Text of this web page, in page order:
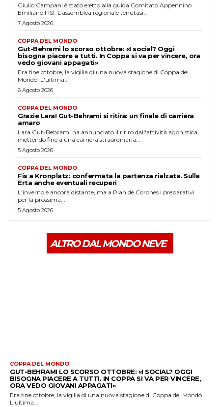
Giulio Campani è stato eletto alla guida Comitato Appennino
Emiliano FISI. L’assemblea regionale tenutasi...
7 Agosto 2026
COPPA DEL MONDO
Gut-Behrami lo scorso ottobre: «I social? Oggi
bisogna piacere a tutti. In Coppa si va per vincere, ora
vedo giovani appagati»
Era fine ottobre, la vigilia di una nuova stagione di Coppa del
Mondo. L'ultima...
6 Agosto 2026
COPPA DEL MONDO
Grazie Lara! Gut-Behrami si ritira: un finale di carriera
amaro
Lara Gut-Behrami ha annunciato il ritiro dall'attività agonistica,
mettendo fine a una carriera straordinaria...
5 Agosto 2026
COPPA DEL MONDO
Fis a Kronplatz: confermata la partenza rialzata. Sulla
Erta anche eventuali recuperi
L'inverno è ancora distante, ma a Plan de Corones i preparativi
per la prossima...
5 Agosto 2026
ALTRO DAL MONDO NEVE
COPPA DEL MONDO
GUT-BEHRAMI LO SCORSO OTTOBRE: «I SOCIAL? OGGI
BISOGNA PIACERE A TUTTI. IN COPPA SI VA PER VINCERE,
ORA VEDO GIOVANI APPAGATI»
Era fine ottobre, la vigilia di una nuova stagione di Coppa del Mondo.
L'ultima...